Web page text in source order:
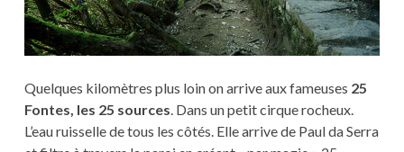
Quelques kilomètres plus loin on arrive aux fameuses 25
Fontes, les 25 sources. Dans un petit cirque rocheux.
L’eau ruisselle de tous les côtés. Elle arrive de Paul da Serra